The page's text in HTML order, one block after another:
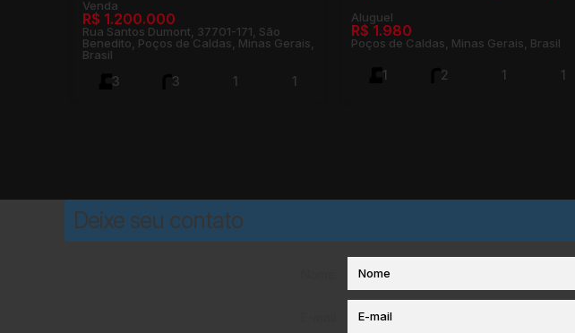
R$ 1.200.000
Rua Santos Dumont, 37701-171, São
Benedito, Poços de Caldas, Minas Gerais,
Brasil
3 3 1
1
R$ 1.980
Poços de Caldas, Minas Gerais, Brasil
1 2 1
1
Deixe seu contato